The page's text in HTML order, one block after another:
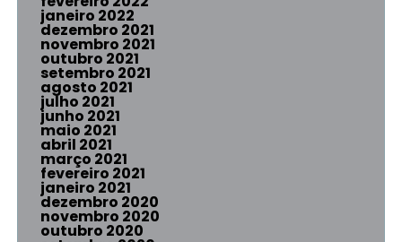
janeiro 2022
dezembro 2021
novembro 2021
outubro 2021
setembro 2021
agosto 2021
julho 2021
junho 2021
maio 2021
abril 2021
março 2021
fevereiro 2021
janeiro 2021
dezembro 2020
novembro 2020
outubro 2020